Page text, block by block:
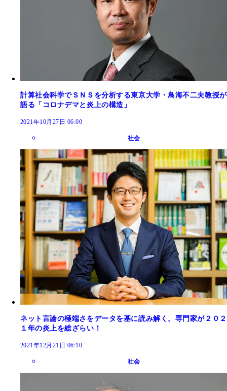
計算社会科学でＳＮＳを分析する東京大学・鳥海不二夫教授が
語る「コロナデマと炎上の構造」
2021年10月27日 06:00
社会
ネット言論の極端さをデータを基に読み解く。専門家が２０２
１年の炎上を総ざらい！
2021年12月21日 06:10
社会